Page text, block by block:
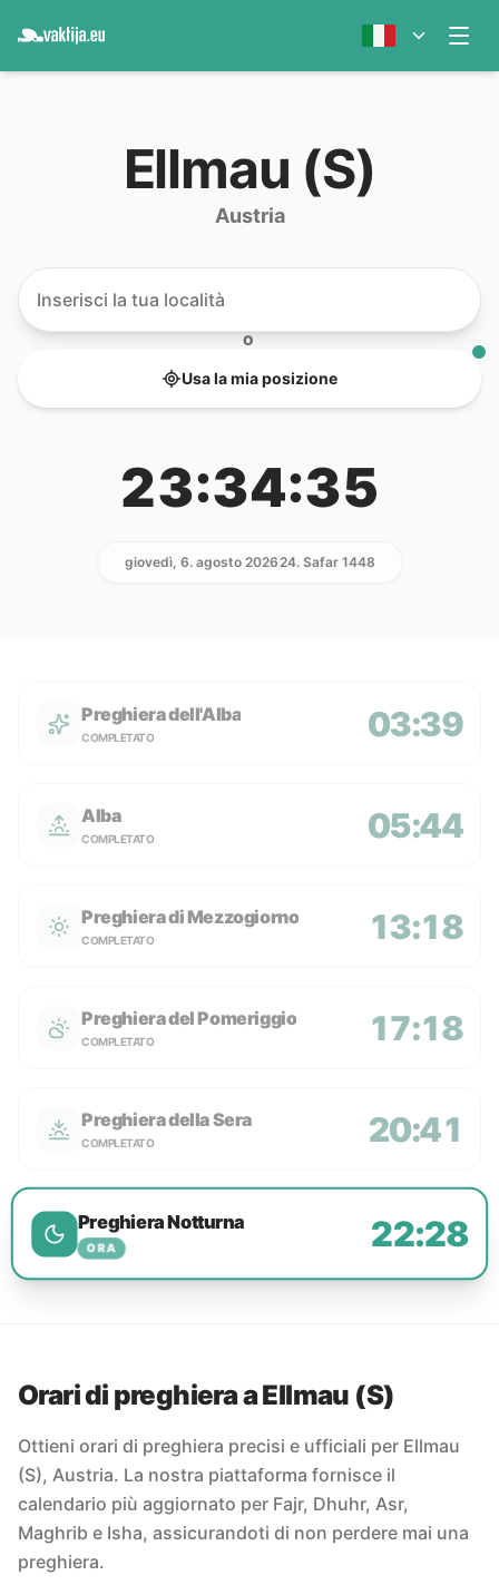
Ellmau (S)
Austria
O
Usa la mia posizione
23:34:35
giovedì, 6. agosto 202624. Safar 1448
Preghiera dell'Alba
COMPLETATO 03:39
Alba
COMPLETATO 05:44
Preghiera di Mezzogiorno
COMPLETATO 13:18
Preghiera del Pomeriggio
COMPLETATO 17:18
Preghiera della Sera
COMPLETATO 20:41
Preghiera Notturna
ORA 22:28
Orari di preghiera a Ellmau (S)
Ottieni orari di preghiera precisi e ufficiali per Ellmau
(S), Austria. La nostra piattaforma fornisce il
calendario più aggiornato per Fajr, Dhuhr, Asr,
Maghrib e Isha, assicurandoti di non perdere mai una
preghiera.